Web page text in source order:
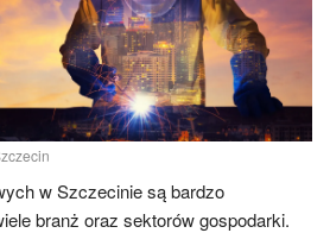
w Szczecinie są bardzo
branż oraz sektorów gospodarki.